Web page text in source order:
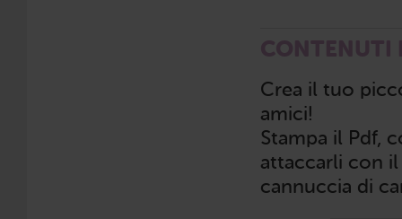
CONTENUTI
Crea il tuo
amici!
Stampa il Pdf,
attaccarli con
cannuccia di